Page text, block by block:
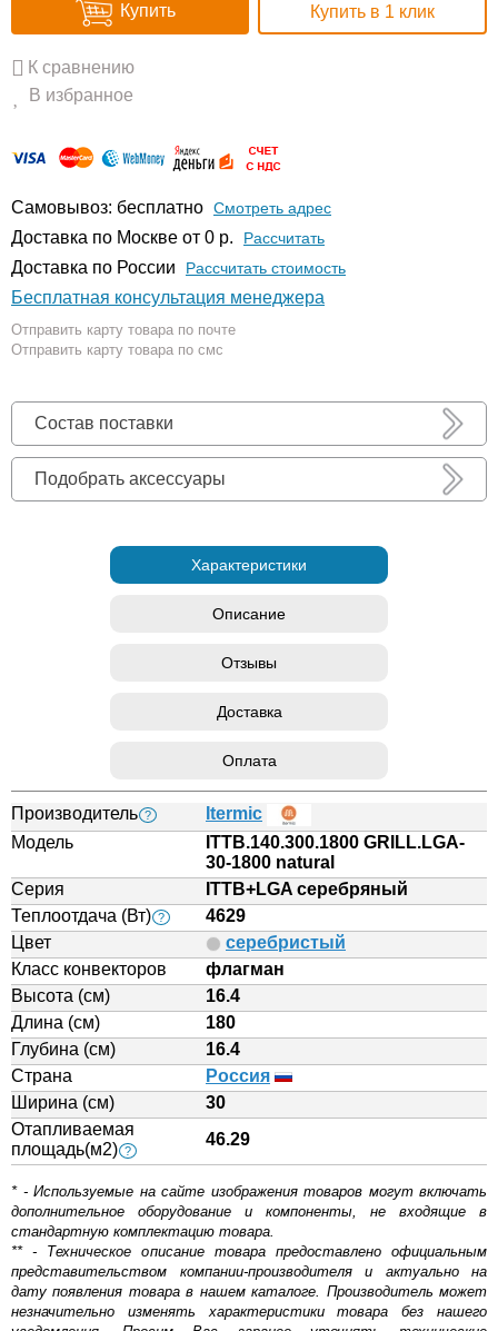
Купить Купить в 1 клик
К сравнению
В избранное
Самовывоз: бесплатно Смотреть адрес
Доставка по Москве от 0 р. Расcчитать
Доставка по России Рассчитать стоимость
Бесплатная консультация менеджера
Отправить карту товара по почте
Отправить карту товара по смс
Состав поставки
Подобрать аксессуары
Характеристики
Описание
Отзывы
Доставка
Оплата
Производитель ?
Itermic
Модель
ITTB.140.300.1800 GRILL.LGA-
30-1800 natural
Серия
ITTB+LGA серебряный
Теплоотдача (Вт) ?
4629
Цвет
серебристый
Класс конвекторов
флагман
Высота (см)
16.4
Длина (см)
180
Глубина (см)
16.4
Страна
Россия
Ширина (см)
30
Отапливаемая
площадь(м2) ?
46.29
* - Используемые на сайте изображения товаров могут включать
дополнительное оборудование и компоненты, не входящие в
стандартную комплектацию товара.
** - Техническое описание товара предоставлено официальным
представительством компании-производителя и актуально на
дату появления товара в нашем каталоге. Производитель может
незначительно изменять характеристики товара без нашего